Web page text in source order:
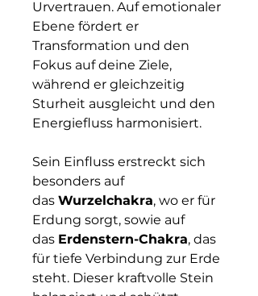
Urvertrauen. Auf emotionaler
Ebene fördert er
Transformation und den
Fokus auf deine Ziele,
während er gleichzeitig
Sturheit ausgleicht und den
Energiefluss harmonisiert.
Sein Einfluss erstreckt sich
besonders auf
das Wurzelchakra, wo er für
Erdung sorgt, sowie auf
das Erdenstern-Chakra, das
für tiefe Verbindung zur Erde
steht. Dieser kraftvolle Stein